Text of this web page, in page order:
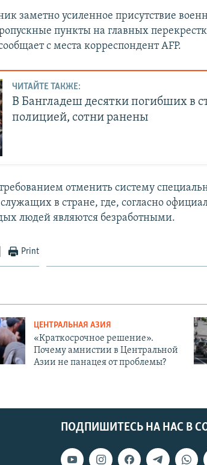
заметно усиленное присутствие
пункты на главных
с места корреспондент AFP.
ЧИТАЙТЕ ТАКЖЕ:
В Бангладеш десятки погибших в
полицией, сотни ранены
отменить систему
в стране, где, согласно
людей являются безработными.
Print
ЦЕНТРАЛЬНАЯ АЗИЯ
«Краткосрочное решение».
Почему амнистии в Центральной
Азии не панацея от проблемы?
ПОДПИШИТЕСЬ НА НАС В